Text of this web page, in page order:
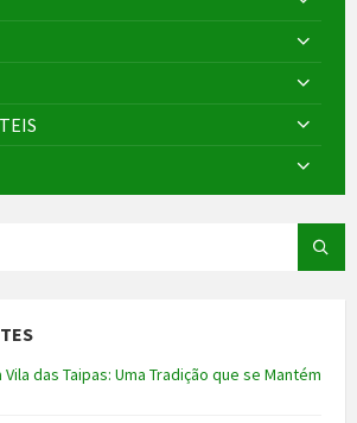
das Taipas: Uma Tradição que se Mantém